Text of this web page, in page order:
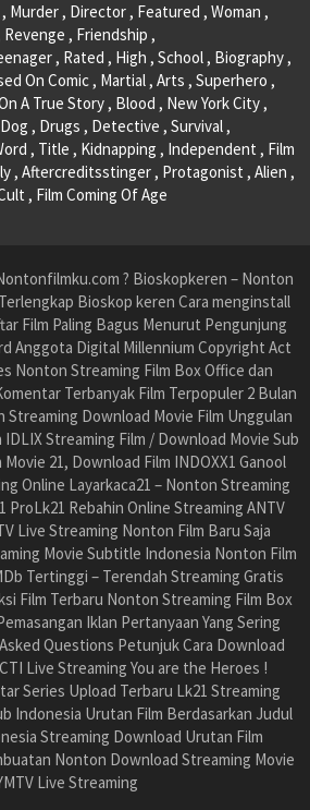
Murder , Director , Featured , Woman ,
, Friendship ,
, Rated , High , School , Biography ,
On Comic , Martial , Arts , Superhero ,
A True Story , Blood , New York City ,
, Drugs , Detective , Survival ,
, Title , Kidnapping , Independent , Film
, Aftercreditsstinger , Protagonist , Alien ,
, Film Coming Of Age
? Bioskopkeren – Nonton
Bioskop keren Cara menginstall
Film Paling Bagus Menurut Pengunjung
Anggota Digital Millennium Copyright Act
Nonton Streaming Film Box Office dan
Terbanyak Film Terpopuler 2 Bulan
Streaming Download Movie Film Unggulan
Streaming Film / Download Movie Sub
21, Download Film INDOXX1 Ganool
Online Layarkaca21 – Nonton Streaming
Rebahin Online Streaming ANTV
Live Streaming Nonton Film Baru Saja
Movie Subtitle Indonesia Nonton Film
Tertinggi – Terendah Streaming Gratis
Film Terbaru Nonton Streaming Film Box
Iklan Pertanyaan Yang Sering
Questions Petunjuk Cara Download
Live Streaming You are the Heroes !
Series Upload Terbaru Lk21 Streaming
Indonesia Urutan Film Berdasarkan Judul
Streaming Download Urutan Film
Nonton Download Streaming Movie
Live Streaming